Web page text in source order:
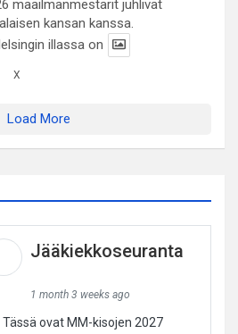
maailmanmestarit juhlivat
kansan kanssa.
illassa on
X
Load More
Jääkiekkoseuranta
1 month 3 weeks ago
Tässä ovat MM-kisojen 2027